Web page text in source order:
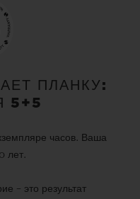
ПЛАНКУ:
5+5
часов. Ваша
лет.
– это результат